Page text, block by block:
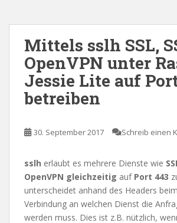
Mittels sslh SSL,
OpenVPN unter
Jessie Lite auf
betreiben
30. September 2017 Schreib einen
sslh erlaubt es mehrere Dienste wie
OpenVPN gleichzeitig auf Port 443
unterscheidet anhand des Headers
Verbindung an welchen Dienst die
werden muss. Dies ist z.B. nützlich,